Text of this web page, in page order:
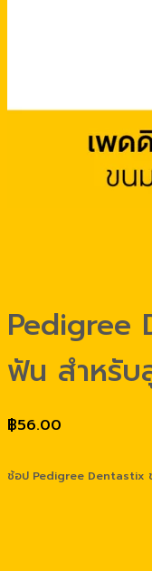
Pedigree
ฟัน สำหรั
฿56.00
ช้อป Pedigree Dentastix